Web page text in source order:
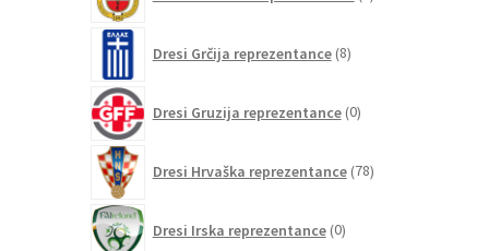
Dresi Grčija reprezentance 8izdelkov
Dresi Gruzija reprezentance 0izdelkov
Dresi Hrvaška reprezentance 78izdelkov
Dresi Irska reprezentance 0izdelkov